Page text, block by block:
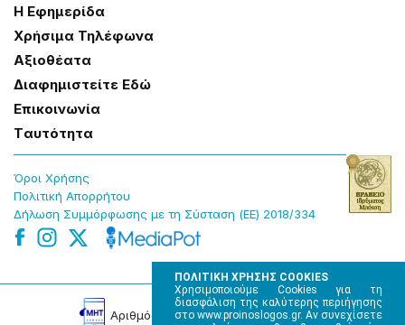
ΠΟΛΙΤΙΚΗ ΧΡΗΣΗΣ COOKIES
Χρησιμοποιούμε Cookies για τη
διασφάλιση της καλύτερης περιήγησης
στο www.proinoslogos.gr. Αν συνεχίσετε
Η Εφημερίδα
Χρήσɩμα Τηλέφωνα
Αξɩοθέατα
Δɩαφημɩστείτε Εδώ
Επɩκοɩνωνία
Tαυτότητα
Όροɩ Χρήσης
Πολɩτɩκή Απορρήτου
Δήλωση Συμμόρφωσης με τη Σύσταση (ΕΕ) 2018/334
Αρɩθμός Πɩστοποίησης Μ.Η.Τ. 220242